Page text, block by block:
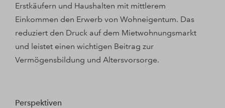
Erstkäufern und Haushalten mit mittlerem
Einkommen den Erwerb von Wohneigentum. Das
reduziert den Druck auf dem Mietwohnungsmarkt
und leistet einen wichtigen Beitrag zur
Vermögensbildung und Altersvorsorge.
Perspektiven